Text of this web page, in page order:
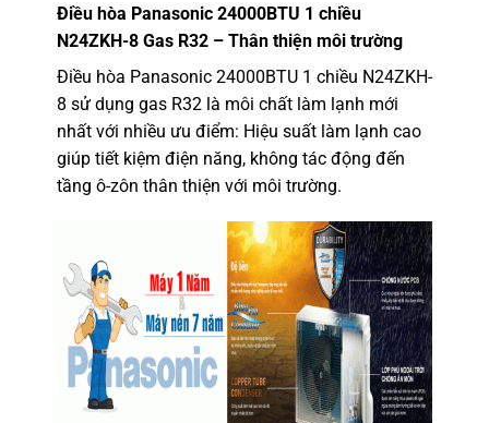
Điều hòa Panasonic 24000BTU 1 chiều
N24ZKH-8 Gas R32– Thân thiện môi trường
Điều hòa Panasonic 24000BTU 1 chiều N24ZKH-
8sử dụng gas R32 là môi chất làm lạnh mới
nhất với nhiều ưu điểm: Hiệu suất làm lạnh cao
giúp tiết kiệm điện năng, không tác động đến
tầng ô-zôn thân thiện với môi trường.